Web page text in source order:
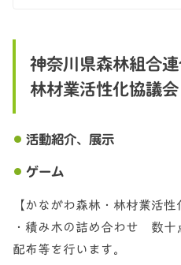
神奈川県森林組合
林材業活性化協議会
活動紹介、展示
ゲーム
【かながわ森林・林材業活性
・積み木の詰め合わせ 数十
配布等を行います。